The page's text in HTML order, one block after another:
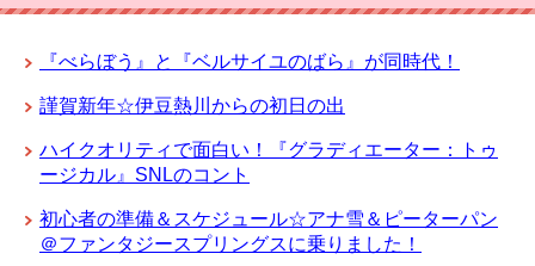
『べらぼう』と『ベルサイユのばら』が同時代！
謹賀新年☆伊豆熱川からの初日の出
ハイクオリティで面白い！『グラディエーター：トゥ
ージカル』SNLのコント
初心者の準備＆スケジュール☆アナ雪＆ピーターパン
＠ファンタジースプリングスに乗りました！